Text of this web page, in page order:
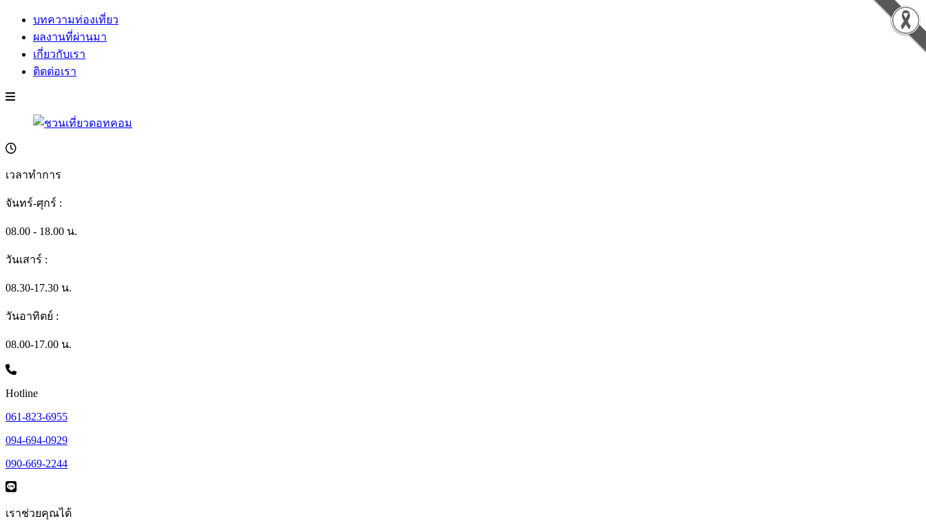
บทความท่องเที่ยว
ผลงานที่ผ่านมา
เกี่ยวกับเรา
ติดต่อเรา
เวลาทำการ
จันทร์-ศุกร์ :
08.00 - 18.00 น.
วันเสาร์ :
08.30-17.30 น.
วันอาทิตย์ :
08.00-17.00 น.
Hotline
061-823-6955
094-694-0929
090-669-2244
เราช่วยคุณได้